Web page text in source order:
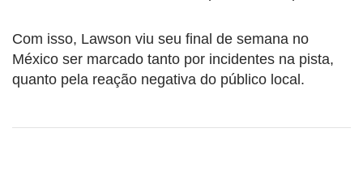
Com isso, Lawson viu seu final de semana no
México ser marcado tanto por incidentes na pista,
quanto pela reação negativa do público local.